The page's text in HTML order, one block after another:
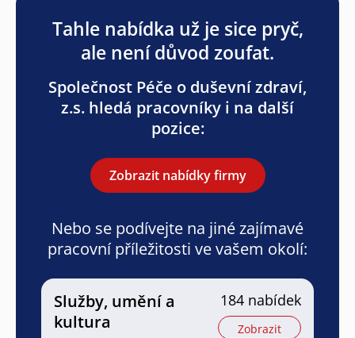
Tahle nabídka už je sice pryč,
ale není důvod zoufat.
Společnost Péče o duševní zdraví,
z.s. hledá pracovníky i na další
pozice:
Zobrazit nabídky firmy
Nebo se podívejte na jiné zajímavé
pracovní příležitosti ve vašem okolí:
Služby, umění a
kultura
184 nabídek
Zobrazit